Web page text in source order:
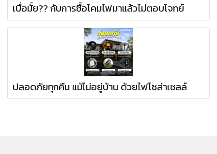
เบื่อมั้ย?? กับการซื้อโคมไฟมาแล้วไม่ตอบโจทย์
ปลอดภัยทุกคืน แม้ไม่อยู่บ้าน ด้วยไฟโซล่าเซลล์